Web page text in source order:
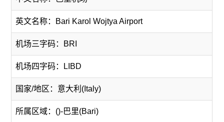
英文名称：Bari Karol Wojtya Airport
机场三字码：BRI
机场四字码：LIBD
国家/地区：意大利(Italy)
所属区域：()-巴里(Bari)